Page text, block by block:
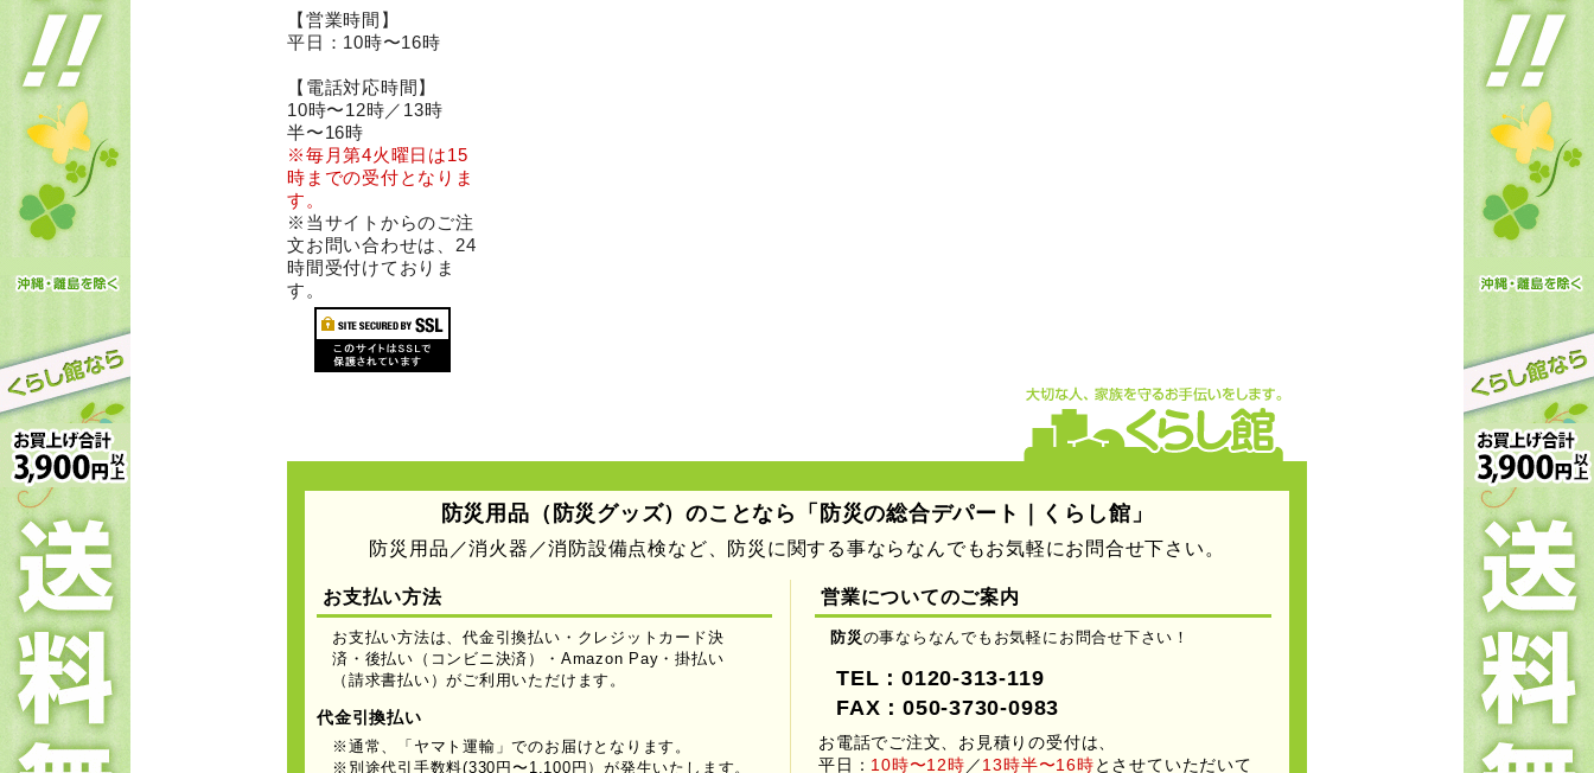
【営業時間】
平日：10時〜16時
【電話対応時間】
10時〜12時／13時
半〜16時
※毎月第4火曜日は15
時までの受付となりま
す。
※当サイトからのご注
文お問い合わせは、24
時間受付けておりま
す。
防災用品（防災グッズ）のことなら「防災の総合デパート｜くらし館」
防災用品／消火器／消防設備点検など、防災に関する事ならなんでもお気軽にお問合せ下さい。
お支払い方法
お支払い方法は、代金引換払い・クレジットカード決
済・後払い（コンビニ決済）・Amazon Pay・掛払い
（請求書払い）がご利用いただけます。
代金引換払い
※通常、「ヤマト運輸」でのお届けとなります。
※別途代引手数料(330円〜1,100円）が発生いたします。
営業についてのご案内
防災の事ならなんでもお気軽にお問合せ下さい！
TEL：0120-313-119
FAX：050-3730-0983
お電話でご注文、お見積りの受付は、
平日： 10時〜12時 ／13時半〜16時とさせていただいて